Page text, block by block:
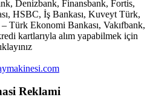
Denizbank, Finansbank, Fortis,
HSBC, İş Bankası, Kuveyt Türk,
Türk Ekonomi Bankası, Vakıfbank,
kartlarıyla alım yapabilmek için
Reklami